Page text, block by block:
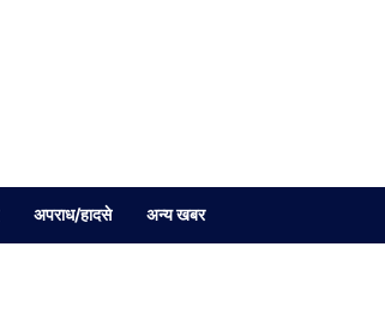
अपराध/हादसे अन्य खबर